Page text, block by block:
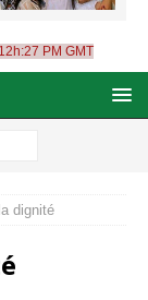
12h:27 PM GMT
dignité